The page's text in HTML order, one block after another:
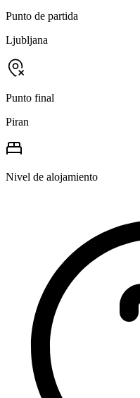
Punto de partida
Ljubljana
Punto final
Piran
Nivel de alojamiento